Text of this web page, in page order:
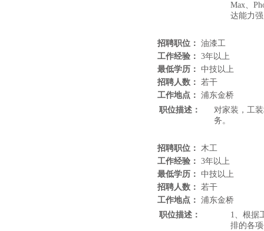
Max、
达能力
招聘职位： 油漆工
工作经验： 3年以上
最低学历： 中技以上
招聘人数： 若干
工作地点： 浦东金桥
职位描述：
对家装，工
务。
招聘职位： 木工
工作经验： 3年以上
最低学历： 中技以上
招聘人数： 若干
工作地点： 浦东金桥
职位描述：
1、根据
排的各